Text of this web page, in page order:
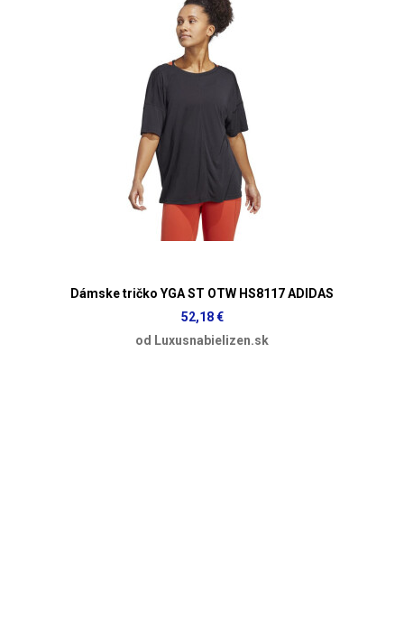
Dámske tričko YGA ST OTW HS8117 ADIDAS
52,18 €
od Luxusnabielizen.sk